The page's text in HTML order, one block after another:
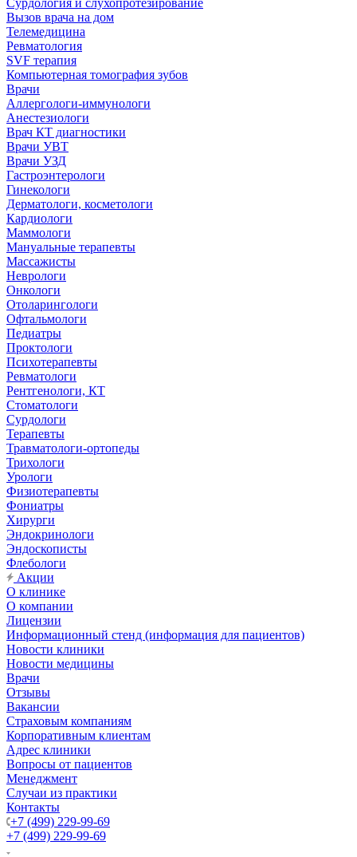
Сурдология и слухопротезирование
Вызов врача на дом
Телемедицина
Ревматология
SVF терапия
Компьютерная томография зубов
Врачи
Аллергологи-иммунологи
Анестезиологи
Врач КТ диагностики
Врачи УВТ
Врачи УЗД
Гастроэнтерологи
Гинекологи
Дерматологи, косметологи
Кардиологи
Маммологи
Мануальные терапевты
Массажисты
Неврологи
Онкологи
Отоларингологи
Офтальмологи
Педиатры
Проктологи
Психотерапевты
Ревматологи
Рентгенологи, КТ
Стоматологи
Сурдологи
Терапевты
Травматологи-ортопеды
Трихологи
Урологи
Физиотерапевты
Фониатры
Хирурги
Эндокринологи
Эндоскописты
Флебологи
Акции
О клинике
О компании
Лицензии
Информационный стенд (информация для пациентов)
Новости клиники
Новости медицины
Врачи
Отзывы
Вакансии
Страховым компаниям
Корпоративным клиентам
Адрес клиники
Вопросы от пациентов
Менеджмент
Случаи из практики
Контакты
+7 (499) 229-99-69
+7 (499) 229-99-69